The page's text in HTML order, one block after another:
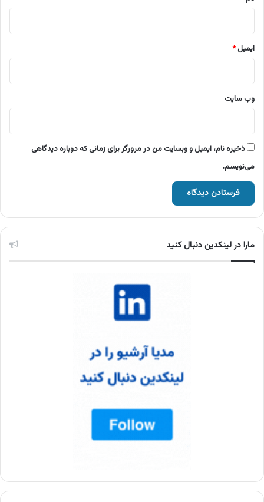
ایمیل*
وب‌ سایت
ذخیره نام، ایمیل و وبسایت من در مرورگر برای زمانی که دوباره دیدگاهی
می‌نویسم.
مارا در لینکدین دنبال کنید